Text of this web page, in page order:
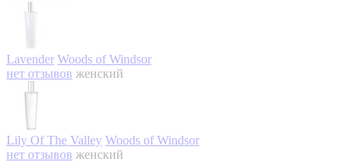
Lavender Woods of Windsor
нет отзывов женский
Lily Of The Valley Woods of Windsor
нет отзывов женский